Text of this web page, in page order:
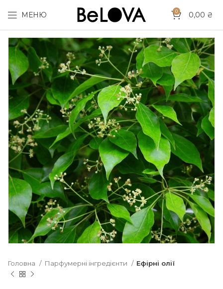
МЕНЮ 0 0,00 ₴
Головна Парфумерні інгредієнти Ефірні олії